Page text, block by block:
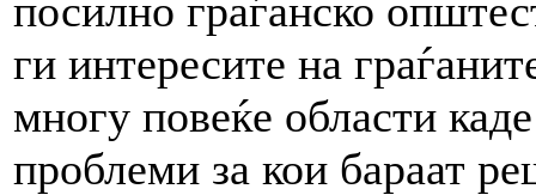
посилно граѓанско
ги интересите на
многу повеќе области
проблеми за кои бараат